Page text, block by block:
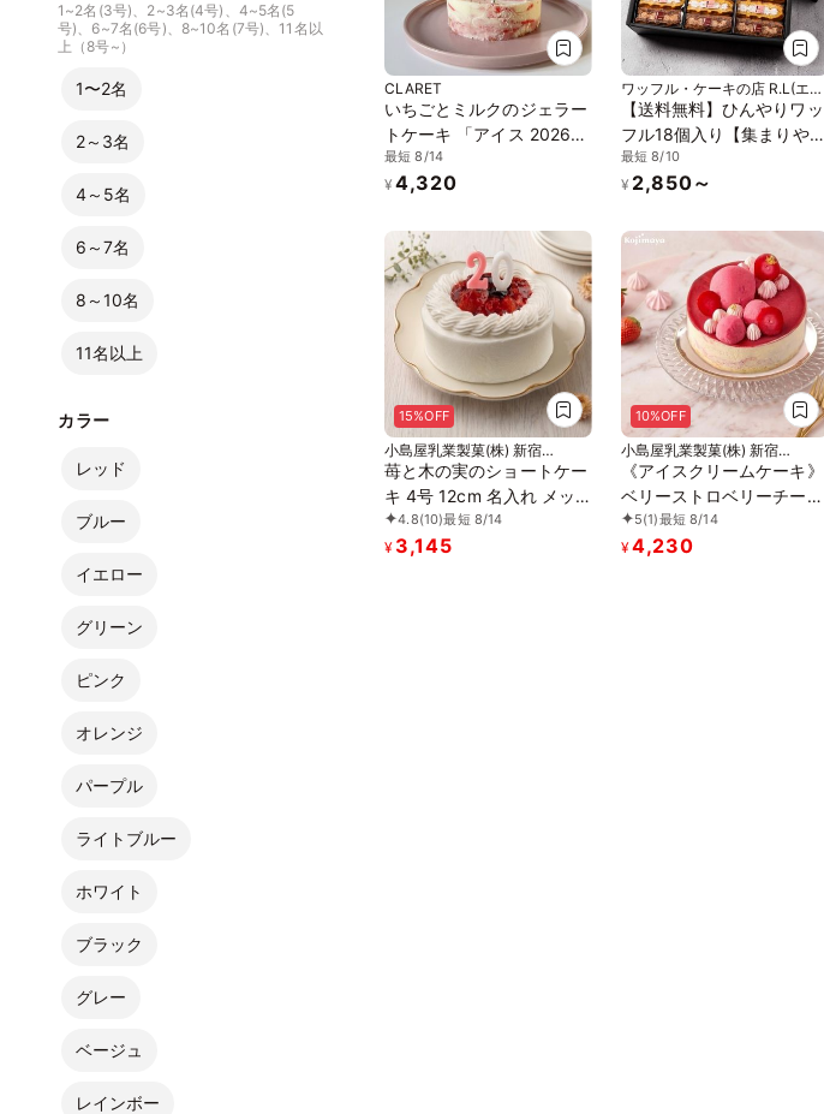
1~2名(3号)、2~3名(4号)、4~5名(5
号)、6~7名(6号)、8~10名(7号)、11名以
上（8号~）
1〜2名
2～3名
4～5名
6～7名
8～10名
11名以上
カラー
レッド
ブルー
イエロー
グリーン
ピンク
オレンジ
パープル
ライトブルー
ホワイト
ブラック
グレー
ベージュ
レインボー
CLARET
いちごとミルクのジェラー
トケーキ 「アイス 2026」
「お中元 2026」
最短 8/14
¥ 4,320
ワッフル・ケーキの店 R.L(エー
ル・エル)
【送料無料】ひんやりワッ
フル18個入り【集まりやお
配りにも◎】アイス2026
最短 8/10
¥ 2,850～
15%OFF
小島屋乳業製菓(株) 新宿
Kojimaya
苺と木の実のショートケー
キ 4号 12cm 名入れ メッ
セージ 選択可 チョコ プレ
ート お中元 2026 アイス
4.8(10)最短 8/14
¥ 3,145
10%OFF
小島屋乳業製菓(株) 新宿
Kojimaya
《アイスクリームケーキ》
ベリーストロベリーチーズ
パイ 5号 15cm お中元
2026 アイス2026
5(1)最短 8/14
¥4,230